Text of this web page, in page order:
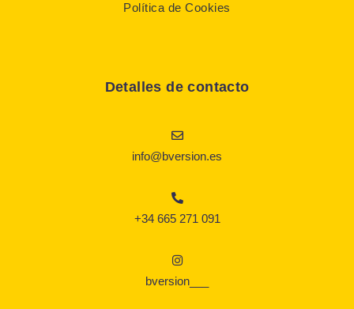
Política de Cookies
Detalles de contacto
info@bversion.es
+34 665 271 091
bversion___